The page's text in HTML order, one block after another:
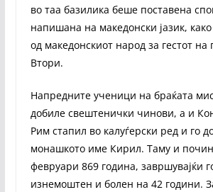
во таа базилика беше поставена
напишана на македонски јазик,
од македонскиот народ за гестот на
Втори.
Напредните ученици на браќата
добиле свештенички чинови, а и
Рим стапил во калуѓерски ред и го
монашкото име Кирил. Таму и
февруари 869 година, завршувајќи
изнемоштен и болен на 42 години.